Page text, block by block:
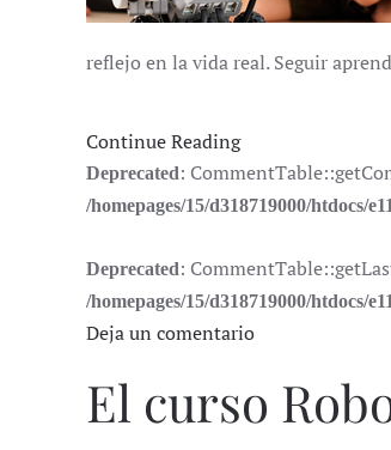
reflejo en la vida real. Seguir
Continue Reading
Deprecated:
/homepages/15/d318719000/htdocs/
Deprecated:
/homepages/15/d318719000/htdocs/
Deja un comentario
El curso